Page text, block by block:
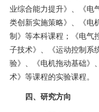
业综合能力提升》、《电
类创新实施策略》、《电
制》等本科课程；《电气
子技术》、《运动控制系
验》、《电机拖动基础》
术》等课程的实验课程。
四、研究方向